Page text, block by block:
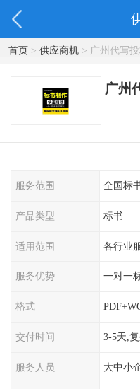
首页> 供应商机> 广州代写
广州
服务范围 全国标
产品类型 标书
适用范围 各行业
服务优势 一对一
格式
交付时间 3-5天,
服务人员 大中小